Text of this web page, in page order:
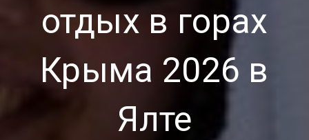
отдых в горах
Крыма 2026 в
Ялте